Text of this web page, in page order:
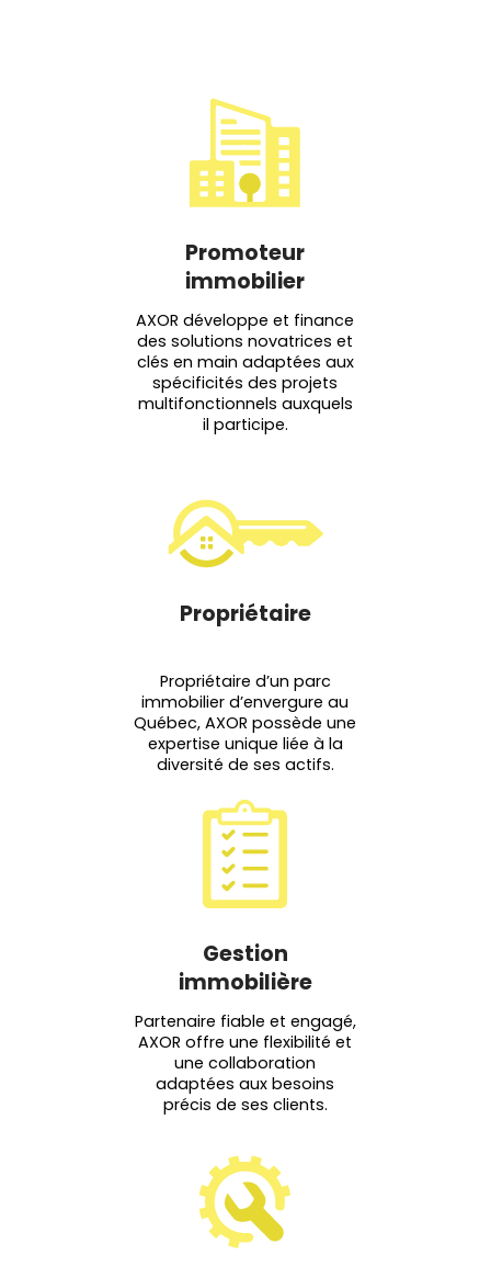
Promoteur
immobilier
AXOR développe et finance
des solutions novatrices et
clés en main adaptées aux
spécificités des projets
multifonctionnels auxquels
il participe.
Propriétaire
Propriétaire d’un parc
immobilier d’envergure au
Québec, AXOR possède une
expertise unique liée à la
diversité de ses actifs.
Gestion
immobilière
Partenaire fiable et engagé,
AXOR offre une flexibilité et
une collaboration
adaptées aux besoins
précis de ses clients.